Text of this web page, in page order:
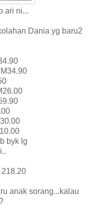
ari ni...
Dania yg baru2
byk lg
anak sorang...kalau